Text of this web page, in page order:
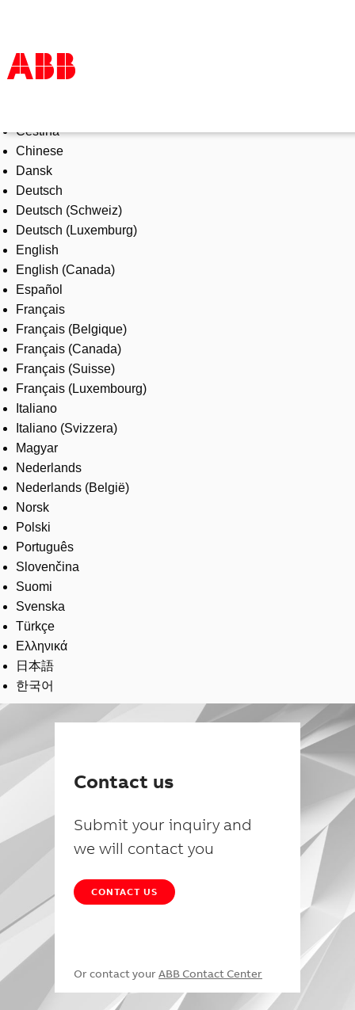
Products & Solutions
Industries
Services
About us
Where to buy
Contact us
Careers
Čeština
Chinese
Dansk
Deutsch
Deutsch (Schweiz)
Deutsch (Luxemburg)
English
English (Canada)
Español
Français
Français (Belgique)
Français (Canada)
Français (Suisse)
Français (Luxembourg)
Italiano
Italiano (Svizzera)
Magyar
Nederlands
Nederlands (België)
Norsk
Polski
Português
Slovenčina
Suomi
Svenska
Türkçe
Ελληνικά
日本語
한국어
Contact us
Submit your inquiry and
we will contact you
CONTACT US
Or contact your ABB Contact Center